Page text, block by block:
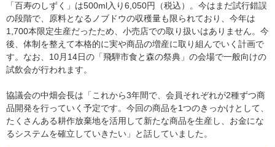
「百寿のしずく」は500ml入り6,050円（税込）。今はまだ試行錯誤
の段階で、原料となるノブドウの収穫量も限られており、今年は
1,700本限定生産だったため、小売店での取り扱いはありません。今
後、体制を整えて本格的に実や商品の増産に取り組んでいく計画で
す。なお、10月14日の「飛騨市食と森の祭典」の会場で一般向けの
試飲会が行われます。
協議会の中畑会長は「これから3年間で、会員それぞれが2種ずつ商
品開発を行っていく予定です。今回の商品を1つのきっかけとして、
たくさんある耕作放棄地を活用して新たな商品を生産し、お金にな
るシステムを確立していきたい」と話していました。